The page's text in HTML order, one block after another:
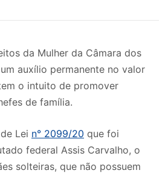
da Mulher da Câmara dos
auxílio permanente no valor
o intuito de promover
de família.
Lei n° 2099/20 que foi
federal Assis Carvalho, o
solteiras, que não possuem